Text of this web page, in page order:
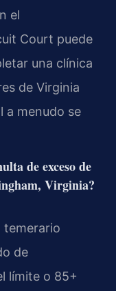
el
Court puede
una clínica
de Virginia
a menudo se
de exceso de
Virginia?
temerario
de
límite o 85+